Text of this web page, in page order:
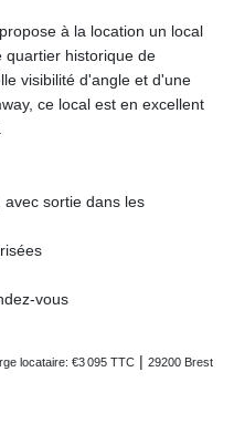
à la location un local
quartier historique de
visibilité d'angle et d'une
ce local est en excellent
avec sortie dans les
vous
locataire: €3 095 TTC | 29200 Brest